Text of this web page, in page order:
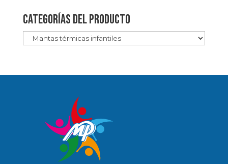
Categorías del producto